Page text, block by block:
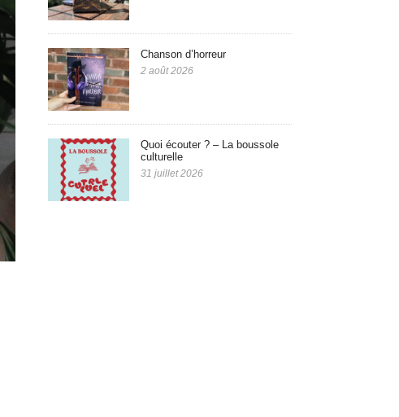
Chanson d’horreur
2 août 2026
Quoi écouter ? – La boussole
culturelle
31 juillet 2026